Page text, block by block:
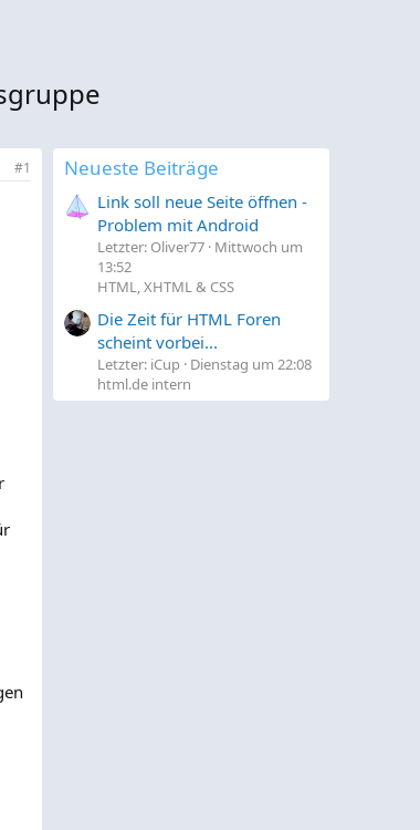
#1 Neueste Beiträge
Link soll neue Seite öffnen -
Problem mit Android
Letzter: Oliver77 Mittwoch um
13:52
HTML, XHTML & CSS
Die Zeit für HTML Foren
scheint vorbei...
Letzter: iCup Dienstag um 22:08
html.de intern